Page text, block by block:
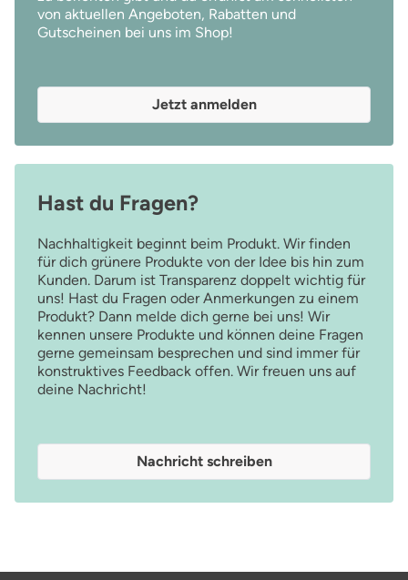
von aktuellen Angeboten, Rabatten und
Gutscheinen bei uns im Shop!
Jetzt anmelden
Hast du Fragen?
Nachhaltigkeit beginnt beim Produkt. Wir finden
für dich grünere Produkte von der Idee bis hin zum
Kunden. Darum ist Transparenz doppelt wichtig für
uns! Hast du Fragen oder Anmerkungen zu einem
Produkt? Dann melde dich gerne bei uns! Wir
kennen unsere Produkte und können deine Fragen
gerne gemeinsam besprechen und sind immer für
konstruktives Feedback offen. Wir freuen uns auf
deine Nachricht!
Nachricht schreiben